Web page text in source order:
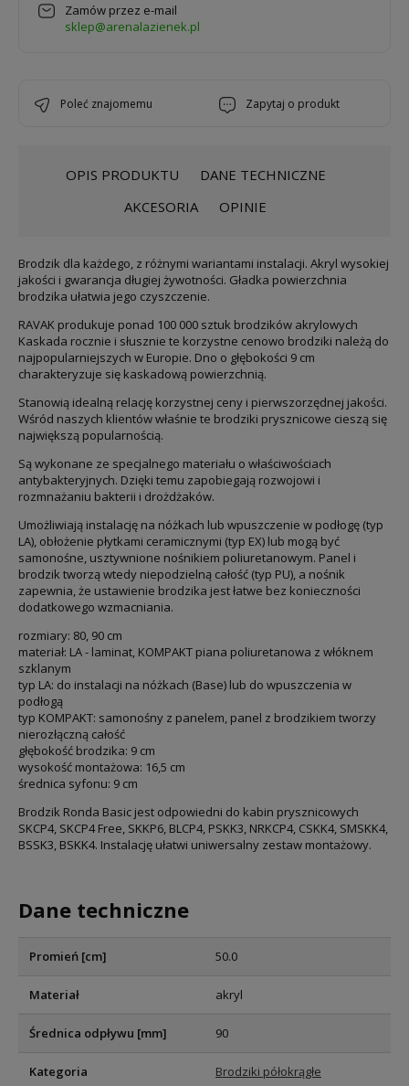
Zamów przez e-mail
sklep@arenalazienek.pl
poleć znajomemu zapytaj o produkt
OPIS PRODUKTU
DANE TECHNICZNE
AKCESORIA
OPINIE
Brodzik dla każdego, z różnymi wariantami instalacji. Akryl wysokiej
jakości i gwarancja długiej żywotności. Gładka powierzchnia
brodzika ułatwia jego czyszczenie.
RAVAK produkuje ponad 100 000 sztuk brodzików akrylowych
Kaskada rocznie i słusznie te korzystne cenowo brodziki należą do
najpopularniejszych w Europie. Dno o głębokości 9 cm
charakteryzuje się kaskadową powierzchnią.
Stanowią idealną relację korzystnej ceny i pierwszorzędnej jakości.
Wśród naszych klientów właśnie te brodziki prysznicowe cieszą się
największą popularnością.
Są wykonane ze specjalnego materiału o właściwościach
antybakteryjnych. Dzięki temu zapobiegają rozwojowi i
rozmnażaniu bakterii i drożdżaków.
Umożliwiają instalację na nóżkach lub wpuszczenie w podłogę (typ
LA), obłożenie płytkami ceramicznymi (typ EX) lub mogą być
samonośne, usztywnione nośnikiem poliuretanowym. Panel i
brodzik tworzą wtedy niepodzielną całość (typ PU), a nośnik
zapewnia, że ustawienie brodzika jest łatwe bez konieczności
dodatkowego wzmacniania.
rozmiary: 80, 90 cm
materiał: LA - laminat, KOMPAKT piana poliuretanowa z włóknem
szklanym
typ LA: do instalacji na nóżkach (Base) lub do wpuszczenia w
podłogą
typ KOMPAKT: samonośny z panelem, panel z brodzikiem tworzy
nierozłączną całość
głębokość brodzika: 9 cm
wysokość montażowa: 16,5 cm
średnica syfonu: 9 cm
Brodzik Ronda Basic jest odpowiedni do kabin prysznicowych
SKCP4, SKCP4 Free, SKKP6, BLCP4, PSKK3, NRKCP4, CSKK4, SMSKK4,
BSSK3, BSKK4. Instalację ułatwi uniwersalny zestaw montażowy.
Dane techniczne
Promień [cm] 50.0
Materiał akryl
Średnica odpływu [mm] 90
Kategoria Brodziki półokrągłe